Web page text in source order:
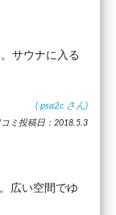
サウナに入る
( psa2c さん)
コミ投稿日：2018.5.3
広い空間でゆ